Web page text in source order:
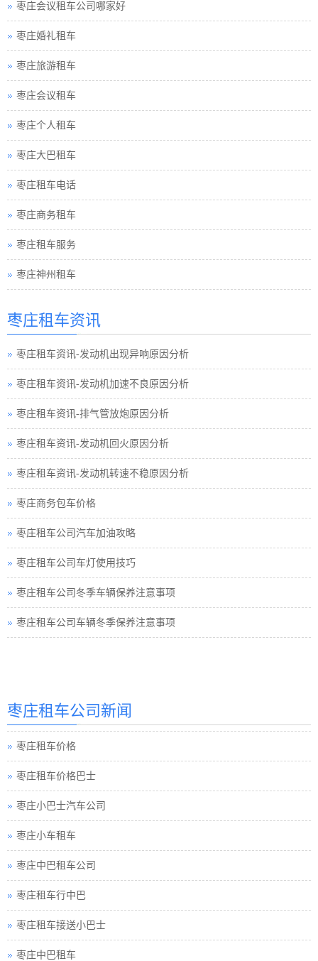
枣庄会议租车公司哪家好
枣庄婚礼租车
枣庄旅游租车
枣庄会议租车
枣庄个人租车
枣庄大巴租车
枣庄租车电话
枣庄商务租车
枣庄租车服务
枣庄神州租车
枣庄租车资讯
枣庄租车资讯-发动机出现异响原因分析
枣庄租车资讯-发动机加速不良原因分析
枣庄租车资讯-排气管放炮原因分析
枣庄租车资讯-发动机回火原因分析
枣庄租车资讯-发动机转速不稳原因分析
枣庄商务包车价格
枣庄租车公司汽车加油攻略
枣庄租车公司车灯使用技巧
枣庄租车公司冬季车辆保养注意事项
枣庄租车公司车辆冬季保养注意事项
枣庄租车公司新闻
枣庄汽车租赁公司
枣庄租车价格
枣庄租车价格巴士
枣庄小巴士汽车公司
枣庄小车租车
枣庄中巴租车公司
枣庄租车行中巴
枣庄租车接送小巴士
枣庄中巴租车